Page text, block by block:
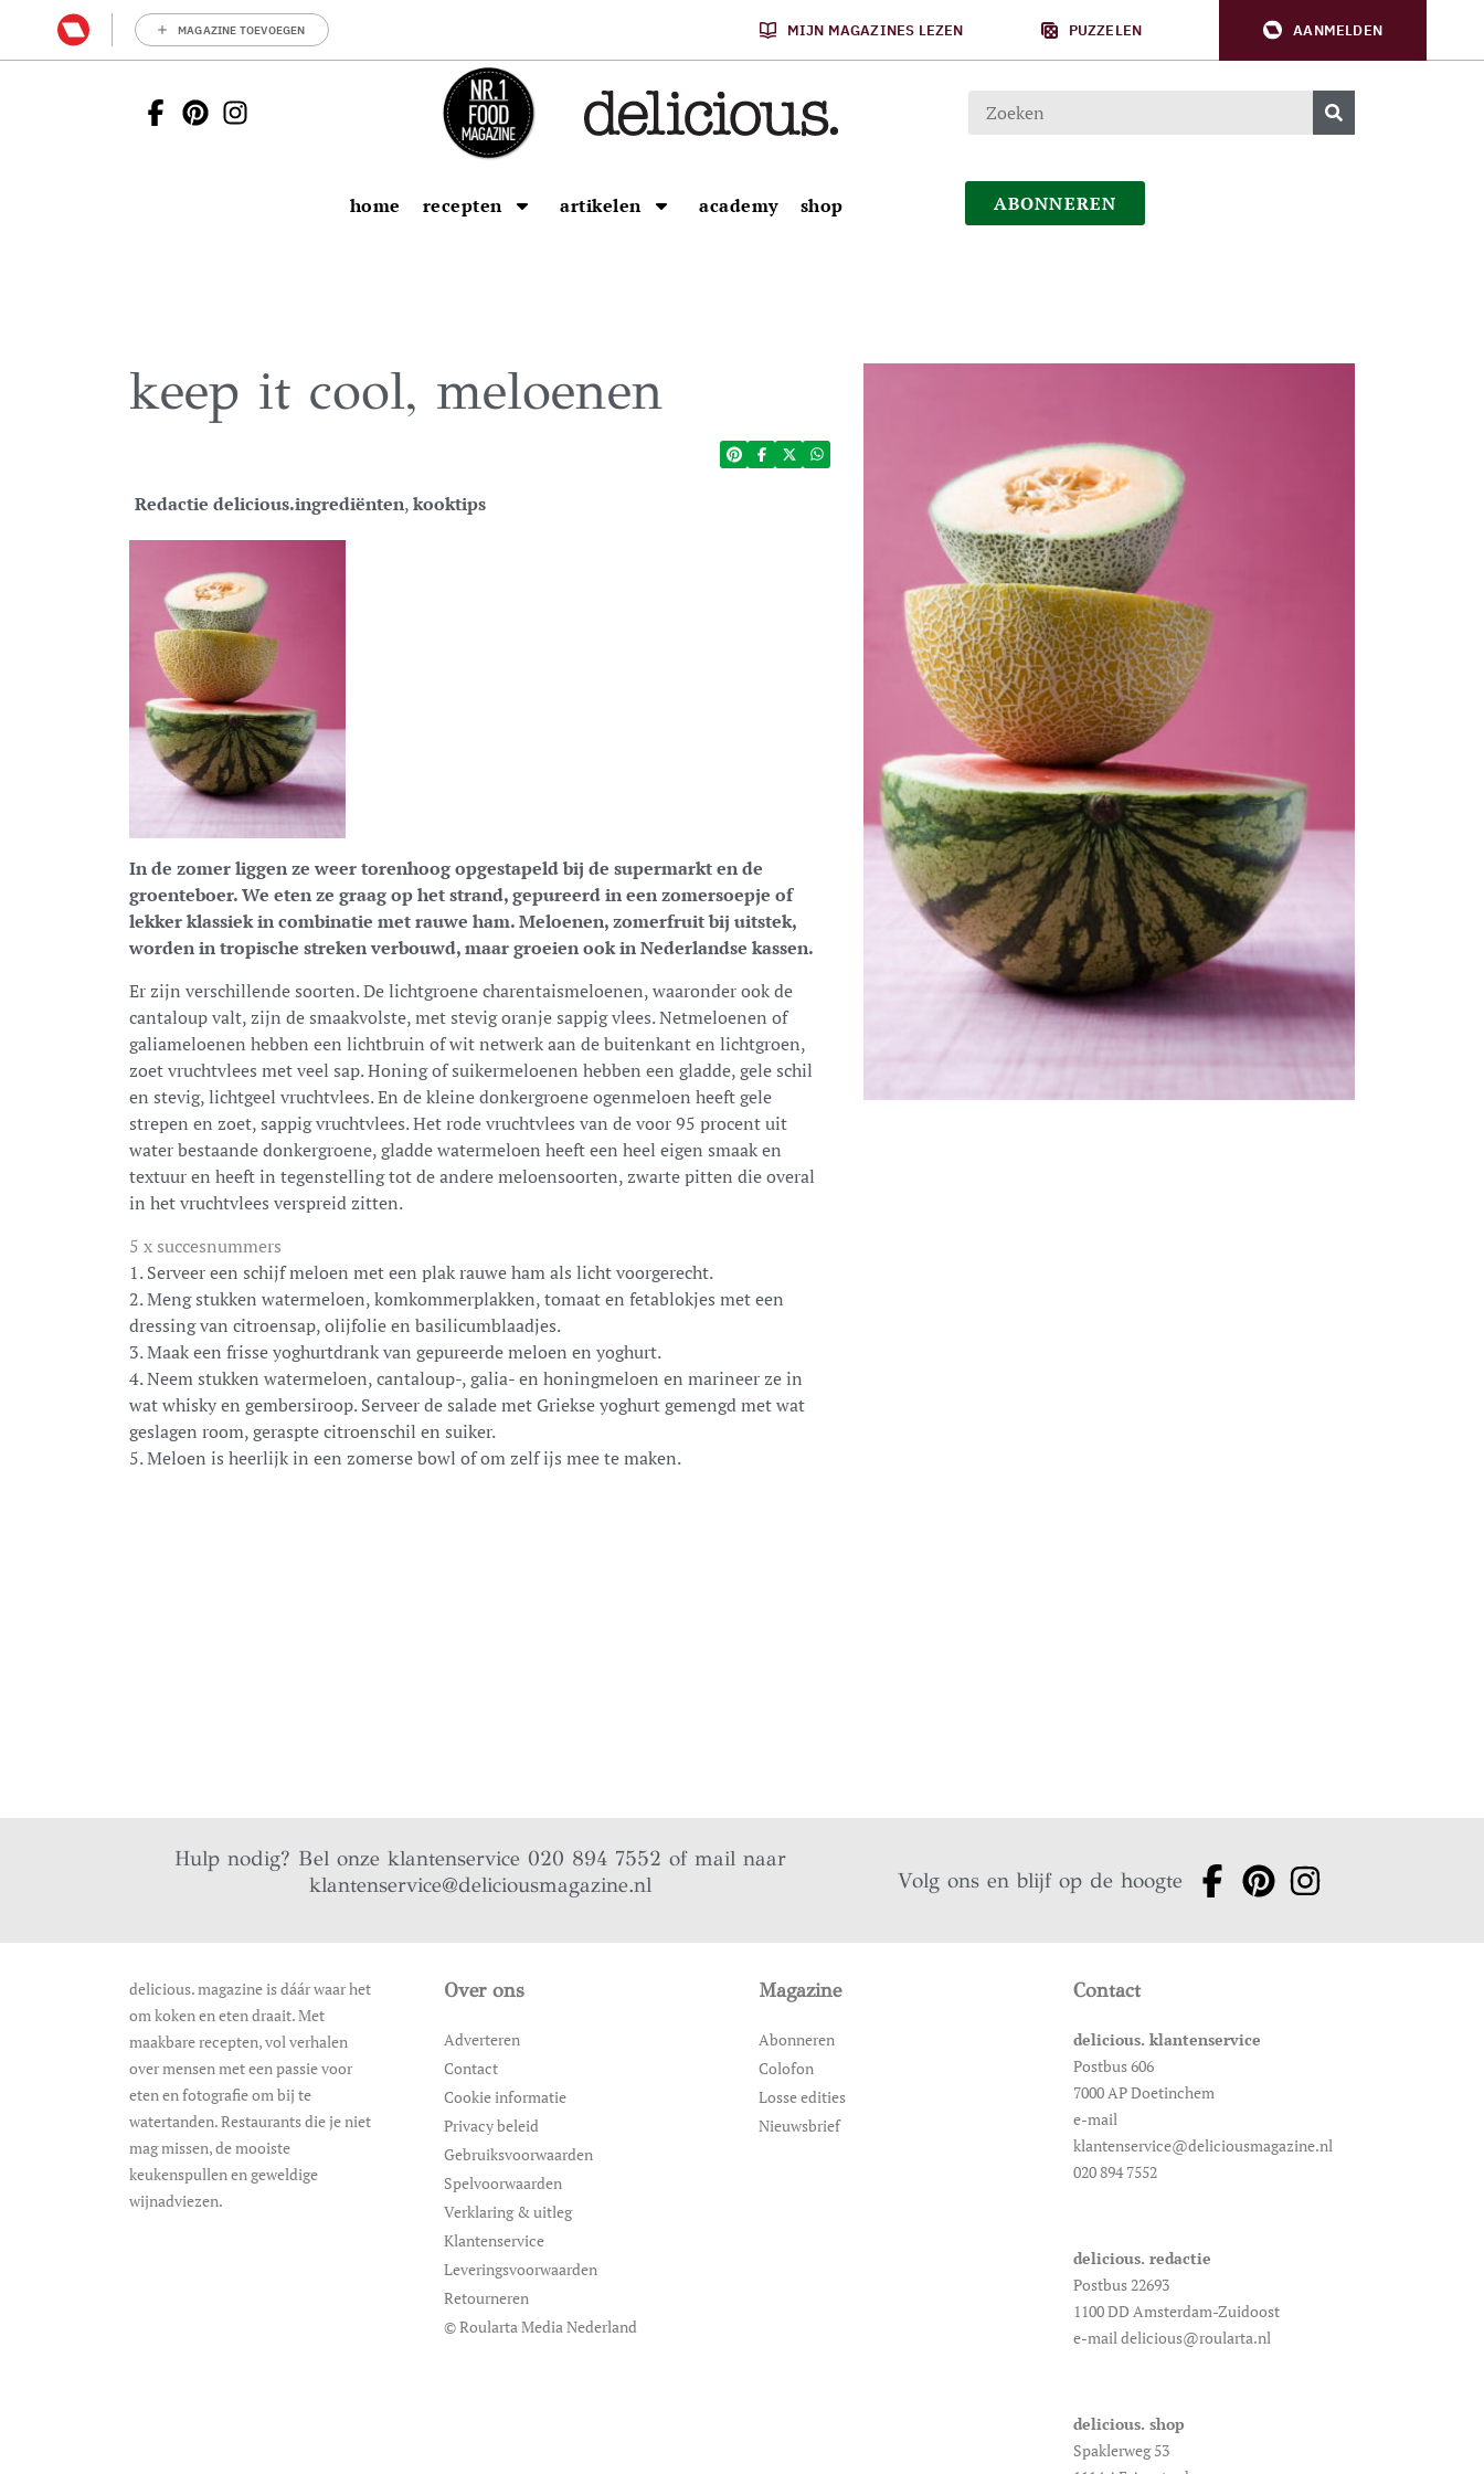
MAGAZINE TOEVOEGEN MIJN MAGAZINES LEZEN PUZZELEN AANMELDEN
home recepten artikelen academy shop ABONNEREN
keep it cool, meloenen
Redactie delicious.ingrediënten,kooktips
In de zomer liggen ze weer torenhoog opgestapeld bij de supermarkt en de
groenteboer. We eten ze graag op het strand, gepureerd in een zomersoepje of
lekker klassiek in combinatie met rauwe ham. Meloenen, zomerfruit bij uitstek,
worden in tropische streken verbouwd, maar groeien ook in Nederlandse kassen.
Er zijn verschillende soorten. De lichtgroene charentaismeloenen, waaronder ook de
cantaloup valt, zijn de smaakvolste, met stevig oranje sappig vlees. Netmeloenen of
galiameloenen hebben een lichtbruin of wit netwerk aan de buitenkant en lichtgroen,
zoet vruchtvlees met veel sap. Honing of suikermeloenen hebben een gladde, gele schil
en stevig, lichtgeel vruchtvlees. En de kleine donkergroene ogenmeloen heeft gele
strepen en zoet, sappig vruchtvlees. Het rode vruchtvlees van de voor 95 procent uit
water bestaande donkergroene, gladde watermeloen heeft een heel eigen smaak en
textuur en heeft in tegenstelling tot de andere meloensoorten, zwarte pitten die overal
in het vruchtvlees verspreid zitten.
5 x succesnummers
1. Serveer een schijf meloen met een plak rauwe ham als licht voorgerecht.
2. Meng stukken watermeloen, komkommerplakken, tomaat en fetablokjes met een
dressing van citroensap, olijfolie en basilicumblaadjes.
3. Maak een frisse yoghurtdrank van gepureerde meloen en yoghurt.
4. Neem stukken watermeloen, cantaloup-, galia- en honingmeloen en marineer ze in
wat whisky en gembersiroop. Serveer de salade met Griekse yoghurt gemengd met wat
geslagen room, geraspte citroenschil en suiker.
5. Meloen is heerlijk in een zomerse bowl of om zelf ijs mee te maken.
Hulp nodig? Bel onze klantenservice 020 894 7552 of mail naar
klantenservice@deliciousmagazine.nl
Volg ons en blijf op de hoogte
delicious. magazine is dáár waar het
om koken en eten draait. Met
maakbare recepten, vol verhalen
over mensen met een passie voor
eten en fotografie om bij te
watertanden. Restaurants die je niet
mag missen, de mooiste
keukenspullen en geweldige
wijnadviezen.
Over ons
Adverteren
Contact
Cookie informatie
Privacy beleid
Gebruiksvoorwaarden
Spelvoorwaarden
Verklaring & uitleg
Klantenservice
Leveringsvoorwaarden
Retourneren
© Roularta Media Nederland
Magazine
Abonneren
Colofon
Losse edities
Nieuwsbrief
Contact
delicious. klantenservice
Postbus 606
7000 AP Doetinchem
e-mail
klantenservice@deliciousmagazine.nl
020 894 7552
delicious. redactie
Postbus 22693
1100 DD Amsterdam-Zuidoost
e-mail delicious@roularta.nl
delicious. shop
Spaklerweg 53